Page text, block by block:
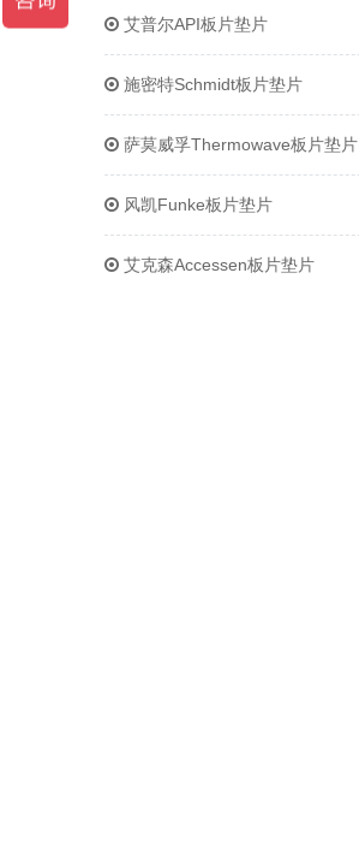
艾普尔API板片垫片
施密特Schmidt板片垫片
萨莫威孚Thermowave板片垫片
风凯Funke板片垫片
艾克森Accessen板片垫片